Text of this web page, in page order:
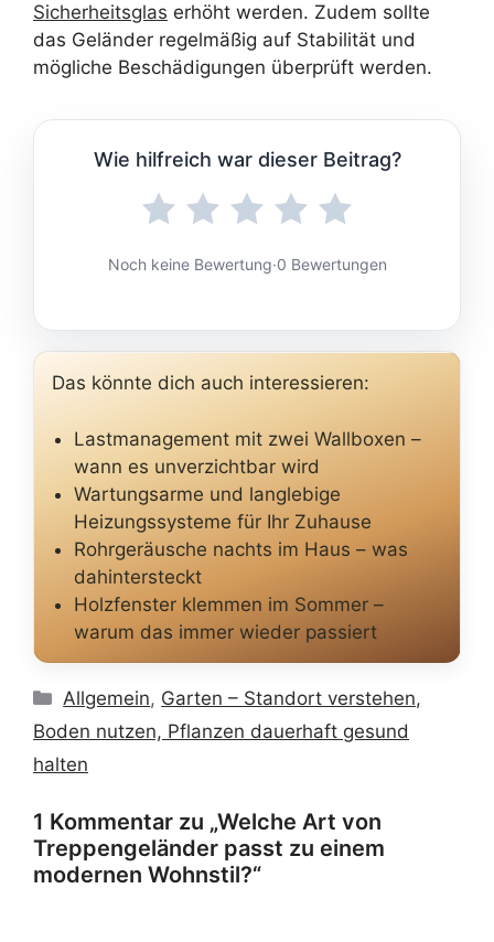
Sicherheitsglas erhöht werden. Zudem sollte
das Geländer regelmäßig auf Stabilität und
mögliche Beschädigungen überprüft werden.
Wie hilfreich war dieser Beitrag?
Noch keine Bewertung·0 Bewertungen
Das könnte dich auch interessieren:
Lastmanagement mit zwei Wallboxen –
wann es unverzichtbar wird
Wartungsarme und langlebige
Heizungssysteme für Ihr Zuhause
Rohrgeräusche nachts im Haus – was
dahintersteckt
Holzfenster klemmen im Sommer –
warum das immer wieder passiert
Kategorien
Allgemein, Garten – Standort verstehen,
Boden nutzen, Pflanzen dauerhaft gesund
halten
1 Kommentar zu „Welche Art von
Treppengeländer passt zu einem
modernen Wohnstil?“